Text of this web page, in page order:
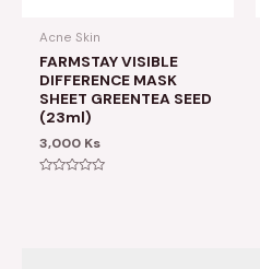
Acne Skin
FARMSTAY VISIBLE
DIFFERENCE MASK
SHEET GREENTEA SEED
(23ml)
3,000 Ks